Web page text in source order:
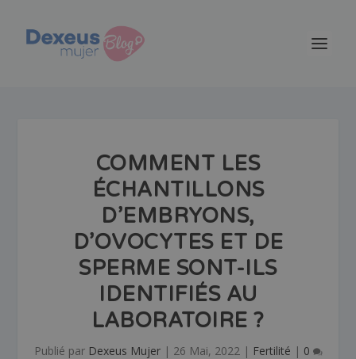
COMMENT LES
ÉCHANTILLONS
D’EMBRYONS,
D’OVOCYTES ET DE
SPERME SONT-ILS
IDENTIFIÉS AU
LABORATOIRE ?
Publié par Dexeus Mujer| 26 Mai, 2022| Fertilité | 0